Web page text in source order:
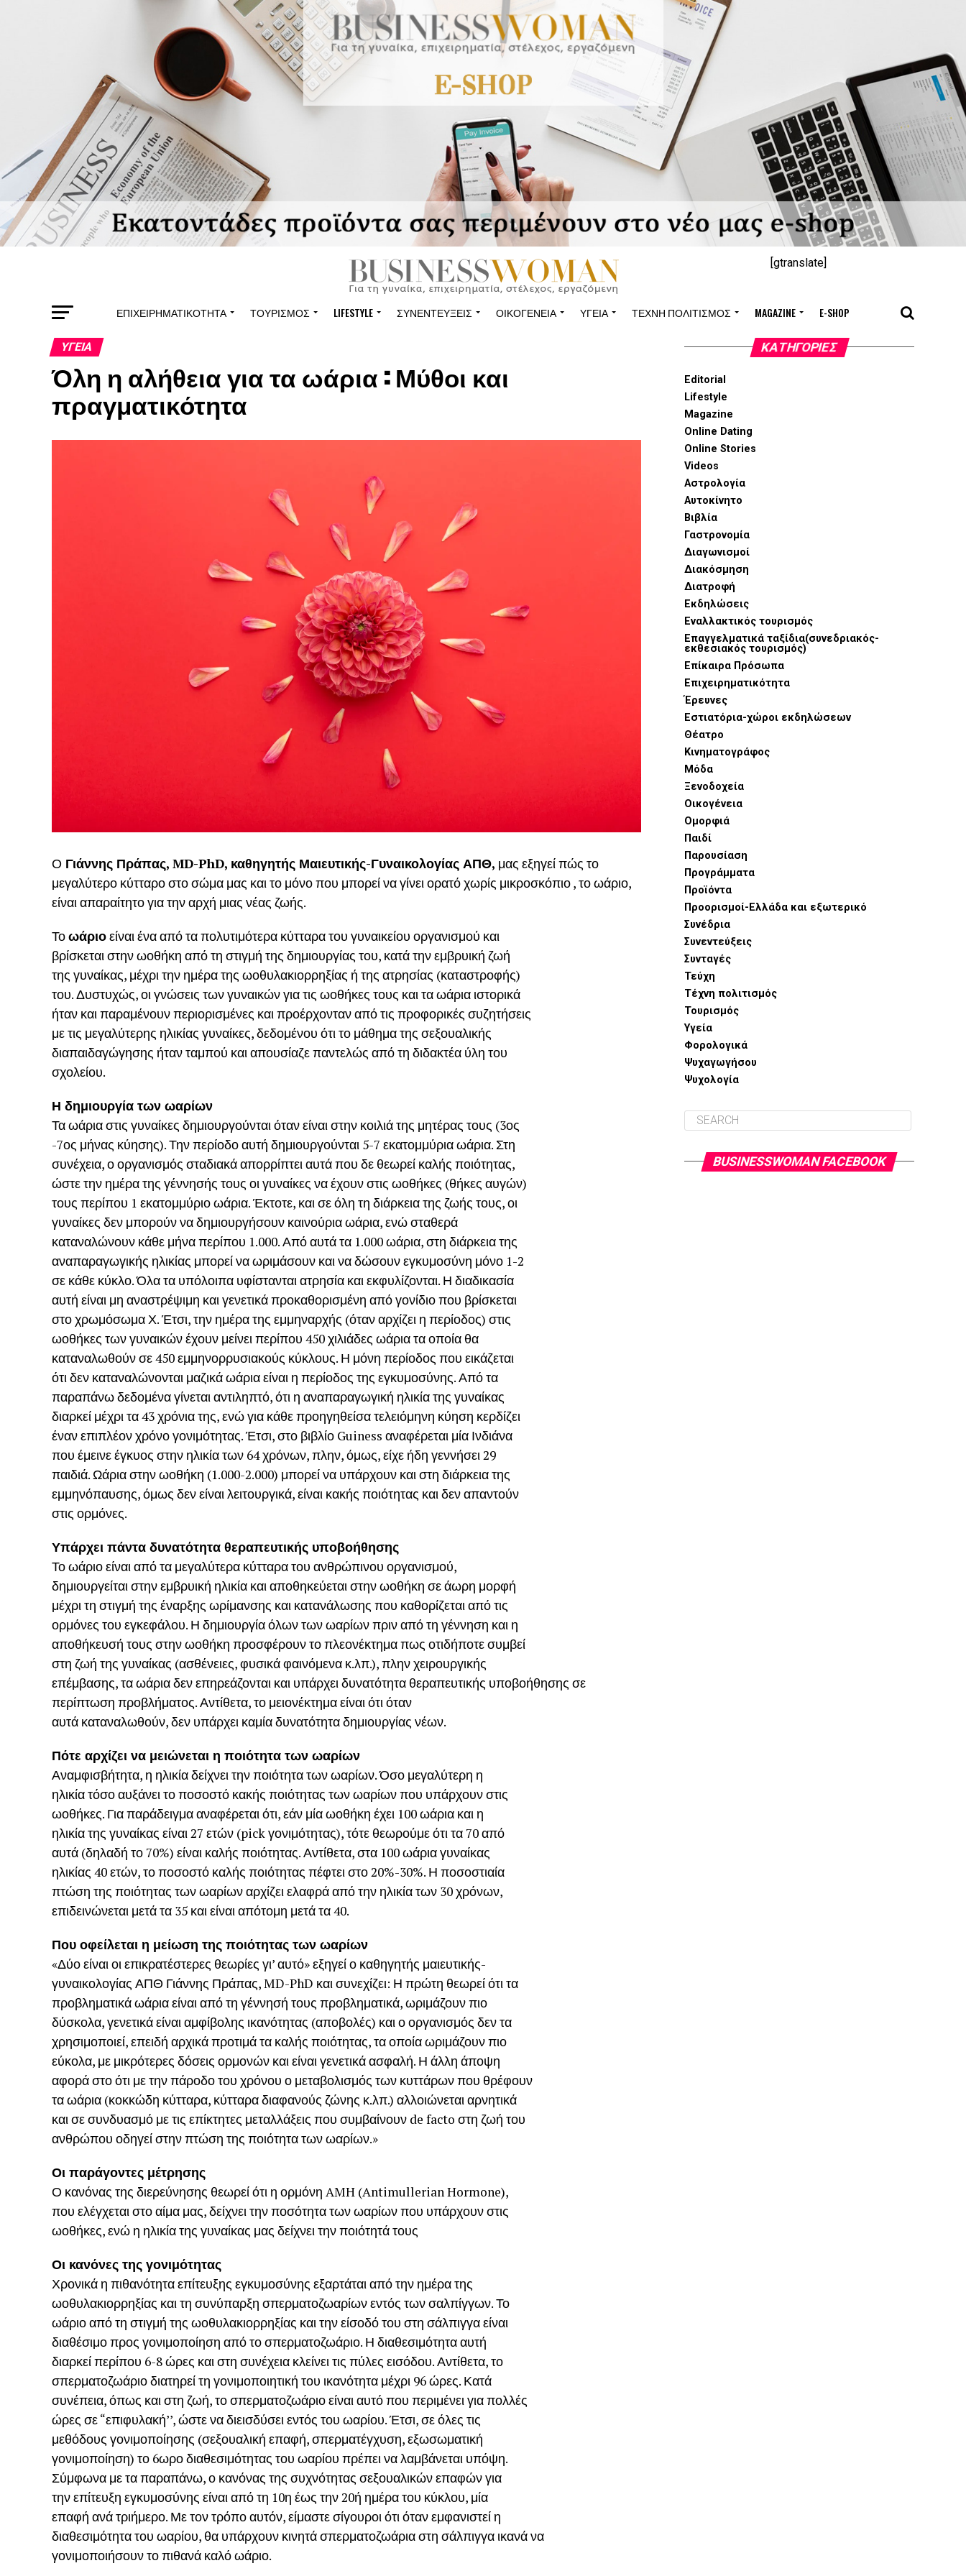
[gtranslate]
ΕΠΙΧΕΙΡΗΜΑΤΙΚΌΤΗΤΑ ΤΟΥΡΙΣΜΌΣ LIFESTYLE ΣΥΝΕΝΤΕΎΞΕΙΣ ΟΙΚΟΓΈΝΕΙΑ ΥΓΕΊΑ ΤΈΧΝΗ ΠΟΛΙΤΙΣΜΌΣ MAGAZINE E-SHOP
ΥΓΕΊΑ
Όλη η αλήθεια για τα ωάρια : Μύθοι και
πραγματικότητα
Ο Γιάννης Πράπας, MD-PhD, καθηγητής Μαιευτικής-Γυναικολογίας ΑΠΘ, μας εξηγεί πώς το
μεγαλύτερο κύτταρο στο σώμα μας και το μόνο που μπορεί να γίνει ορατό χωρίς μικροσκόπιο , το ωάριο,
είναι απαραίτητο για την αρχή μιας νέας ζωής.
Τοωάριοείναι ένα από τα πολυτιμότερα κύτταρα του γυναικείου οργανισμού και
βρίσκεται στην ωοθήκη από τη στιγμή της δημιουργίας του, κατά την εμβρυική ζωή
της γυναίκας, μέχρι την ημέρα της ωοθυλακιορρηξίας ή της ατρησίας (καταστροφής)
του. Δυστυχώς, οι γνώσεις των γυναικών για τις ωοθήκες τους και τα ωάρια ιστορικά
ήταν και παραμένουν περιορισμένες και προέρχονταν από τις προφορικές συζητήσεις
με τις μεγαλύτερης ηλικίας γυναίκες, δεδομένου ότι το μάθημα της σεξουαλικής
διαπαιδαγώγησης ήταν ταμπού και απουσίαζε παντελώς από τη διδακτέα ύλη του
σχολείου.
Η δημιουργία των ωαρίων
Τα ωάρια στις γυναίκες δημιουργούνται όταν είναι στην κοιλιά της μητέρας τους (3ος
-7ος μήνας κύησης). Την περίοδο αυτή δημιουργούνται 5-7 εκατομμύρια ωάρια. Στη
συνέχεια, ο οργανισμός σταδιακά απορρίπτει αυτά που δε θεωρεί καλής ποιότητας,
ώστε την ημέρα της γέννησής τους οι γυναίκες να έχουν στις ωοθήκες (θήκες αυγών)
τους περίπου 1 εκατομμύριο ωάρια. Έκτοτε, και σε όλη τη διάρκεια της ζωής τους, οι
γυναίκες δεν μπορούν να δημιουργήσουν καινούρια ωάρια, ενώ σταθερά
καταναλώνουν κάθε μήνα περίπου 1.000. Από αυτά τα 1.000 ωάρια, στη διάρκεια της
αναπαραγωγικής ηλικίας μπορεί να ωριμάσουν και να δώσουν εγκυμοσύνη μόνο 1-2
σε κάθε κύκλο. Όλα τα υπόλοιπα υφίστανται ατρησία και εκφυλίζονται. Η διαδικασία
αυτή είναι μη αναστρέψιμη και γενετικά προκαθορισμένη από γονίδιο που βρίσκεται
στο χρωμόσωμα Χ. Έτσι, την ημέρα της εμμηναρχής (όταν αρχίζει η περίοδος) στις
ωοθήκες των γυναικών έχουν μείνει περίπου 450 χιλιάδες ωάρια τα οποία θα
καταναλωθούν σε 450 εμμηνορρυσιακούς κύκλους. Η μόνη περίοδος που εικάζεται
ότι δεν καταναλώνονται μαζικά ωάρια είναι η περίοδος της εγκυμοσύνης. Από τα
παραπάνω δεδομένα γίνεται αντιληπτό, ότι η αναπαραγωγική ηλικία της γυναίκας
διαρκεί μέχρι τα 43 χρόνια της, ενώ για κάθε προηγηθείσα τελειόμηνη κύηση κερδίζει
έναν επιπλέον χρόνο γονιμότητας. Έτσι, στο βιβλίο Guiness αναφέρεται μία Ινδιάνα
που έμεινε έγκυος στην ηλικία των 64 χρόνων, πλην, όμως, είχε ήδη γεννήσει 29
παιδιά. Ωάρια στην ωοθήκη (1.000-2.000) μπορεί να υπάρχουν και στη διάρκεια της
εμμηνόπαυσης, όμως δεν είναι λειτουργικά, είναι κακής ποιότητας και δεν απαντούν
στις ορμόνες.
Υπάρχει πάντα δυνατότητα θεραπευτικής υποβοήθησης
Το ωάριο είναι από τα μεγαλύτερα κύτταρα του ανθρώπινου οργανισμού,
δημιουργείται στην εμβρυική ηλικία και αποθηκεύεται στην ωοθήκη σε άωρη μορφή
μέχρι τη στιγμή της έναρξης ωρίμανσης και κατανάλωσης που καθορίζεται από τις
ορμόνες του εγκεφάλου. Η δημιουργία όλων των ωαρίων πριν από τη γέννηση και η
αποθήκευσή τους στην ωοθήκη προσφέρουν το πλεονέκτημα πως οτιδήποτε συμβεί
στη ζωή της γυναίκας (ασθένειες, φυσικά φαινόμενα κ.λπ.), πλην χειρουργικής
επέμβασης, τα ωάρια δεν επηρεάζονται και υπάρχει δυνατότητα θεραπευτικής υποβοήθησης σε
περίπτωση προβλήματος. Αντίθετα, το μειονέκτημα είναι ότι όταν
αυτά καταναλωθούν, δεν υπάρχει καμία δυνατότητα δημιουργίας νέων.
Πότε αρχίζει να μειώνεται η ποιότητα των ωαρίων
Αναμφισβήτητα, η ηλικία δείχνει την ποιότητα των ωαρίων. Όσο μεγαλύτερη η
ηλικία τόσο αυξάνει το ποσοστό κακής ποιότητας των ωαρίων που υπάρχουν στις
ωοθήκες. Για παράδειγμα αναφέρεται ότι, εάν μία ωοθήκη έχει 100 ωάρια και η
ηλικία της γυναίκας είναι 27 ετών (pick γονιμότητας), τότε θεωρούμε ότι τα 70 από
αυτά (δηλαδή το 70%) είναι καλής ποιότητας. Αντίθετα, στα 100 ωάρια γυναίκας
ηλικίας 40 ετών, το ποσοστό καλής ποιότητας πέφτει στο 20%-30%. Η ποσοστιαία
πτώση της ποιότητας των ωαρίων αρχίζει ελαφρά από την ηλικία των 30 χρόνων,
επιδεινώνεται μετά τα 35 και είναι απότομη μετά τα 40.
Που οφείλεται η μείωση της ποιότητας των ωαρίων
«Δύο είναι οι επικρατέστερες θεωρίες γι’ αυτό» εξηγεί ο καθηγητής μαιευτικής-
γυναικολογίας ΑΠΘ Γιάννης Πράπας, MD-PhD και συνεχίζει: Η πρώτη θεωρεί ότι τα
προβληματικά ωάρια είναι από τη γέννησή τους προβληματικά, ωριμάζουν πιο
δύσκολα, γενετικά είναι αμφίβολης ικανότητας (αποβολές) και ο οργανισμός δεν τα
χρησιμοποιεί, επειδή αρχικά προτιμά τα καλής ποιότητας, τα οποία ωριμάζουν πιο
εύκολα, με μικρότερες δόσεις ορμονών και είναι γενετικά ασφαλή. Η άλλη άποψη
αφορά στο ότι με την πάροδο του χρόνου ο μεταβολισμός των κυττάρων που θρέφουν
τα ωάρια (κοκκώδη κύτταρα, κύτταρα διαφανούς ζώνης κ.λπ.) αλλοιώνεται αρνητικά
και σε συνδυασμό με τις επίκτητες μεταλλάξεις που συμβαίνουν de facto στη ζωή του
ανθρώπου οδηγεί στην πτώση της ποιότητα των ωαρίων.»
Οι παράγοντες μέτρησης
Ο κανόνας της διερεύνησης θεωρεί ότι η ορμόνη AMH (Antimullerian Hormone),
που ελέγχεται στο αίμα μας, δείχνει την ποσότητα των ωαρίων που υπάρχουν στις
ωοθήκες, ενώ η ηλικία της γυναίκας μας δείχνει την ποιότητά τους
Οι κανόνες της γονιμότητας
Χρονικά η πιθανότητα επίτευξης εγκυμοσύνης εξαρτάται από την ημέρα της
ωοθυλακιορρηξίας και τη συνύπαρξη σπερματοζωαρίων εντός των σαλπίγγων. Το
ωάριο από τη στιγμή της ωοθυλακιορρηξίας και την είσοδό του στη σάλπιγγα είναι
διαθέσιμο προς γονιμοποίηση από το σπερματοζωάριο. Η διαθεσιμότητα αυτή
διαρκεί περίπου 6-8 ώρες και στη συνέχεια κλείνει τις πύλες εισόδου. Αντίθετα, το
σπερματοζωάριο διατηρεί τη γονιμοποιητική του ικανότητα μέχρι 96 ώρες. Κατά
συνέπεια, όπως και στη ζωή, το σπερματοζωάριο είναι αυτό που περιμένει για πολλές
ώρες σε “επιφυλακή’’, ώστε να διεισδύσει εντός του ωαρίου. Έτσι, σε όλες τις
μεθόδους γονιμοποίησης (σεξουαλική επαφή, σπερματέγχυση, εξωσωματική
γονιμοποίηση) το 6ωρο διαθεσιμότητας του ωαρίου πρέπει να λαμβάνεται υπόψη.
Σύμφωνα με τα παραπάνω, ο κανόνας της συχνότητας σεξουαλικών επαφών για
την επίτευξη εγκυμοσύνης είναι από τη 10η έως την 20ή ημέρα του κύκλου, μία
επαφή ανά τριήμερο. Με τον τρόπο αυτόν, είμαστε σίγουροι ότι όταν εμφανιστεί η
διαθεσιμότητα του ωαρίου, θα υπάρχουν κινητά σπερματοζωάρια στη σάλπιγγα ικανά να
γονιμοποιήσουν το πιθανά καλό ωάριο.
KΑΤΗΓΟΡΊΕΣ
Editorial
Lifestyle
Magazine
Online Dating
Online Stories
Videos
Αστρολογία
Αυτοκίνητο
Βιβλία
Γαστρονομία
Διαγωνισμοί
Διακόσμηση
Διατροφή
Εκδηλώσεις
Εναλλακτικός τουρισμός
Επαγγελματικά ταξίδια(συνεδριακός-
εκθεσιακός τουρισμός)
Επίκαιρα Πρόσωπα
Επιχειρηματικότητα
Έρευνες
Εστιατόρια-χώροι εκδηλώσεων
Θέατρο
Κινηματογράφος
Μόδα
Ξενοδοχεία
Οικογένεια
Ομορφιά
Παιδί
Παρουσίαση
Προγράμματα
Προϊόντα
Προορισμοί-Ελλάδα και εξωτερικό
Συνέδρια
Συνεντεύξεις
Συνταγές
Τεύχη
Τέχνη πολιτισμός
Τουρισμός
Υγεία
Φορολογικά
Ψυχαγωγήσου
Ψυχολογία
BUSINESSWOMAN FACEBOOK